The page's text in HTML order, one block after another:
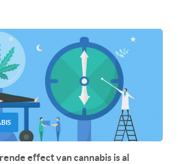
effect van cannabis is al